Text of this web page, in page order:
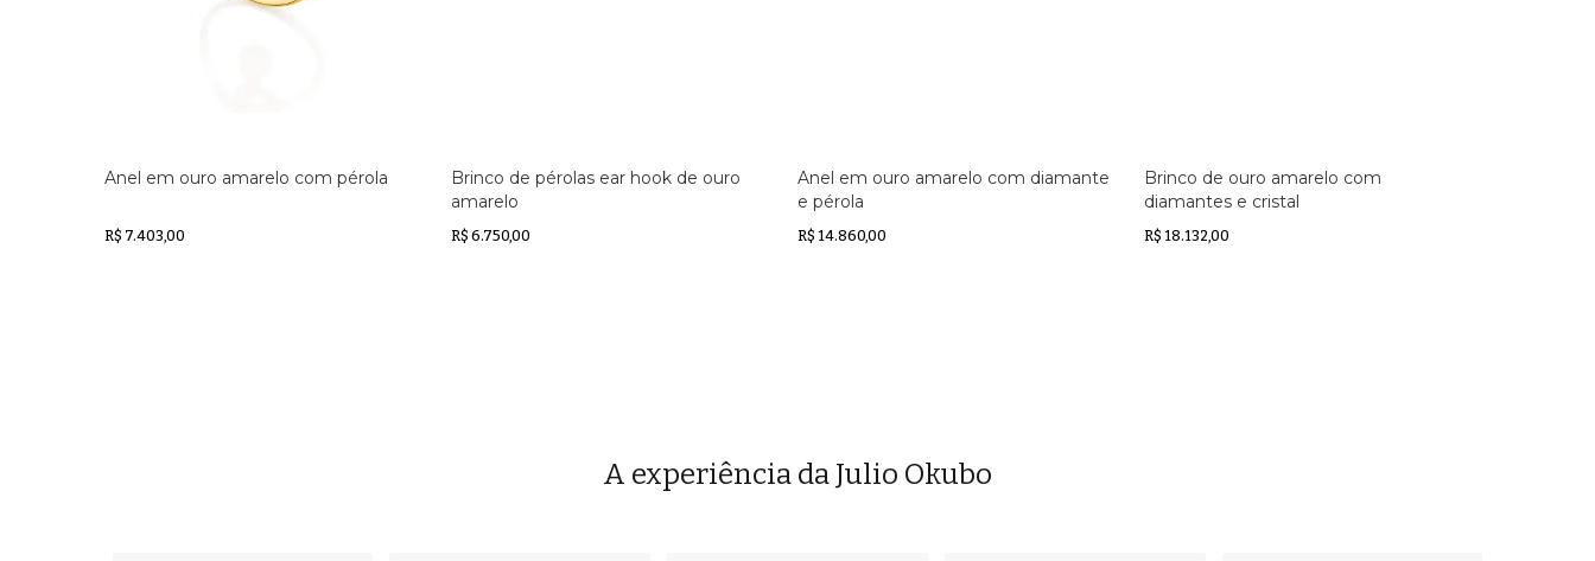
Anel em ouro amarelo com pérola
R$ 7.403,00
Brinco de pérolas ear hook de ouro
amarelo
R$ 6.750,00
Anel em ouro amarelo com diamante
e pérola
R$ 14.860,00
Brinco de ouro amarelo com
diamantes e cristal
R$ 18.132,00
A experiência da Julio Okubo